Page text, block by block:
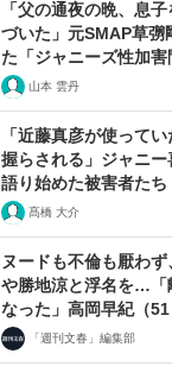
「父の通夜の晩、息
づいた」元SMAP草彅
た「ジャニーズ性加
山本 雲丹
「近藤真彦が使って
握らされる」ジャニー
語り始めた被害者たち
髙橋 大介
ヌードも不倫も厭わ
や勝地涼と浮名を…「
なった」高岡早紀（
「週刊文春」編集部